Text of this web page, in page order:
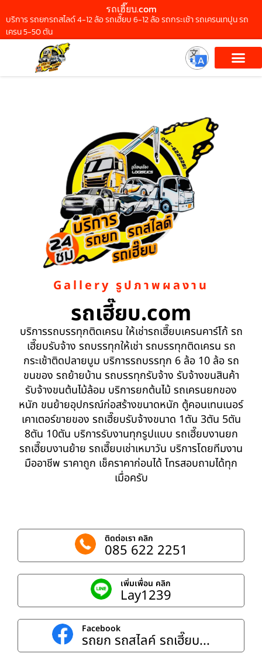
รถเฮี๊ยบ.com
บริการ รถยกรถสไลด์ 4-12 ล้อ รถเฮี๊ยบ 6-12 ล้อ รถกระเช้า รถเครนเทปูน รถ
เครน 5-50 ตัน
Gallery รูปภาพผลงาน
รถเฮี๊ยบ.com
บริการรถบรรทุกติดเครน ให้เช่ารถเฮี๊ยบเครนคาร์โก้ รถ
เฮี๊ยบรับจ้าง รถบรรทุกให้เช่า รถบรรทุกติดเครน รถ
กระเช้าติดปลายบูม บริการรถบรรทุก 6 ล้อ 10 ล้อ รถ
ขนของ รถย้ายบ้าน รถบรรทุกรับจ้าง รับจ้างขนสินค้า
รับจ้างขนต้นไม้ล้อม บริการยกต้นไม้ รถเครนยกของ
หนัก ขนย้ายอุปกรณ์ก่อสร้างขนาดหนัก ตู้คอนเทนเนอร์
เคาเตอร์ขายของ รถเฮี๊ยบรับจ้างขนาด 1ตัน 3ตัน 5ตัน
8ตัน 10ตัน บริการรับงานทุกรูปแบบ รถเฮี๊ยบงานยก
รถเฮี๊ยบงานย้าย รถเฮี๊ยบเช่าเหมาวัน บริการโดยทีมงาน
มืออาชีพ ราคาถูก เช็คราคาก่อนได้ โทรสอบถามได้ทุก
เมื่อครับ
ติดต่อเรา คลิก
085 622 2251
เพิ่มเพื่อน คลิก
Lay1239
Facebook
รถยก รถสไลค์ รถเฮี๊ยบ...